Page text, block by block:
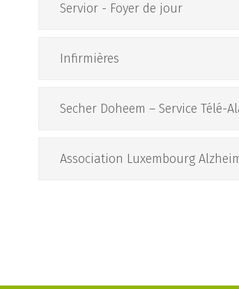
Servior - Foyer de jour
Infirmières
Secher Doheem – Service Télé-
Association Luxembourg